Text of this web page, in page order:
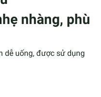
nhàng, phù
dễ uống, được sử dụng